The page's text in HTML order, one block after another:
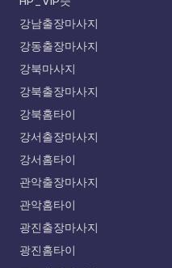
강남출장마사지
강동출장마사지
강북마사지
강북출장마사지
강북홈타이
강서출장마사지
강서홈타이
관악출장마사지
관악홈타이
광진출장마사지
광진홈타이